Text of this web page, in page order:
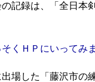
記録は、「全日本
くＨＰにいってみ
場した「藤沢市の